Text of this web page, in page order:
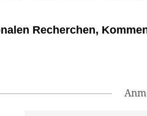
Recherchen,